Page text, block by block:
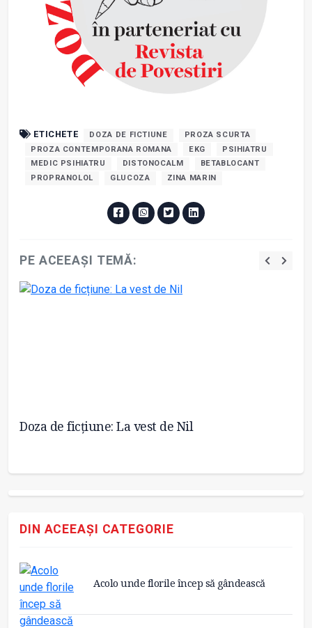
ETICHETE DOZA DE FICTIUNE
PROZA SCURTA
PROZA CONTEMPORANA ROMANA
EKG
PSIHIATRU
MEDIC PSIHIATRU
DISTONOCALM
BETABLOCANT
PROPRANOLOL
GLUCOZA ZINA MARIN
PE ACEEAȘI TEMĂ:
Doza de ficțiune: La vest de Nil
DIN ACEEAȘI CATEGORIE
Acolo unde florile încep să gândească